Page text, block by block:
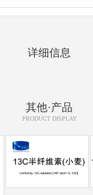
详细信息
其他·产品
PRODUCT DISPLAY